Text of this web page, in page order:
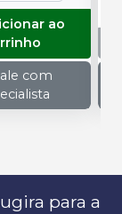
ao
com
para a